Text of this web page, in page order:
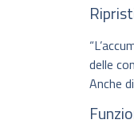
delle
Anche